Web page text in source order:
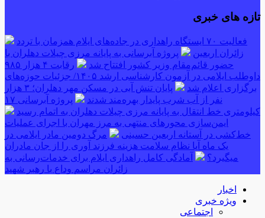
تازه های خبری
فعالیت ۷۰ ایستگاه راهداری در جاده‌های ایلام همزمان با تردد
زائران اربعین
پروژه آبرسانی به پایانه مرزی چیلات دهلران با
حضور قائم‌مقام وزیر کشور افتتاح شد
رقابت ۴ هزار ۹۸۵
داوطلب ایلامی در آزمون کارشناسی ارشد ۱۴۰۵/ جزئیات حوزه‌های
برگزاری اعلام شد
پایان تنش آبی در مسکن مهر دهلران؛ ۳ هزار
نفر از آب شرب پایدار بهره‌مند شدند
پروژه آبرسانی ۱۷
کیلومتری خط انتقال به پایانه مرزی چیلات دهلران به اتمام رسید
ایمن‌سازی محورهای منتهی به مرز مهران با اجرای عملیات
خط‌کشی در آستانه اربعین حسینی
مرگ دومین مادر ایلامی در
یک ماه آیا نظام سلامت هزینه فرزند آوری را از جان مادران
میگیرد؟
آمادگی کامل راهداری ایلام برای خدمات‌رسانی به
زائران مراسم وداع با رهبر شهید
اخبار
ویژه خبری
اجتماعی